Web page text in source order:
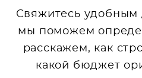
Свяжитесь удобным
мы поможем
расскажем, как
какой бюджет